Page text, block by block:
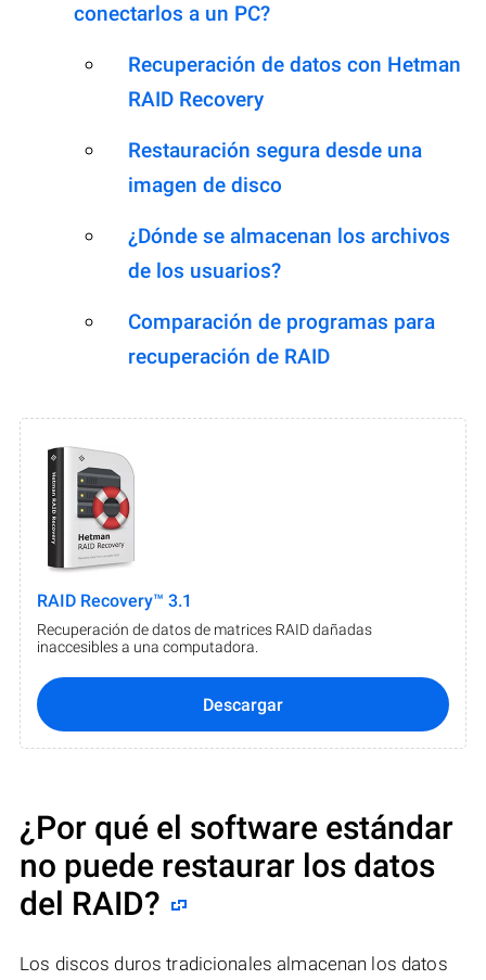
conectarlos a un PC?
Recuperación de datos con Hetman
RAID Recovery
Restauración segura desde una
imagen de disco
¿Dónde se almacenan los archivos
de los usuarios?
Comparación de programas para
recuperación de RAID
RAID Recovery™ 3.1
Recuperación de datos de matrices RAID dañadas
inaccesibles a una computadora.
Descargar
¿Por qué el software estándar
no puede restaurar los datos
del RAID?
Los discos duros tradicionales almacenan los datos